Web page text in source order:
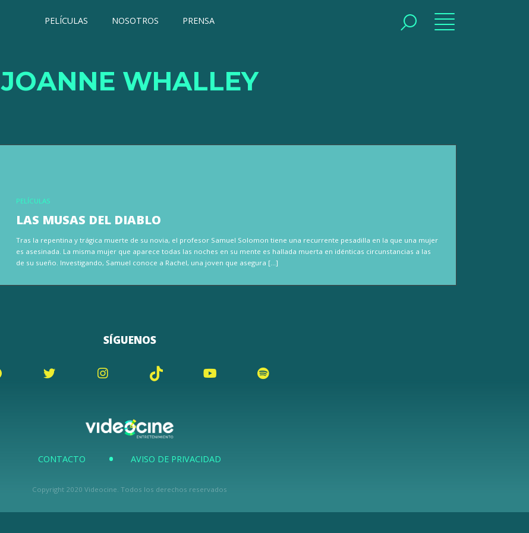
PELÍCULAS NOSOTROS PRENSA
JOANNE WHALLEY
PELÍCULAS
LAS MUSAS DEL DIABLO
Tras la repentina y trágica muerte de su novia, el profesor Samuel Solomon tiene una recurrente pesadilla en la que una mujer
es asesinada. La misma mujer que aparece todas las noches en su mente es hallada muerta en idénticas circunstancias a las
de su sueño. Investigando, Samuel conoce a Rachel, una joven que asegura […]
SÍGUENOS
CONTACTO AVISO DE PRIVACIDAD
Copyright 2020 Videocine. Todos los derechos reservados